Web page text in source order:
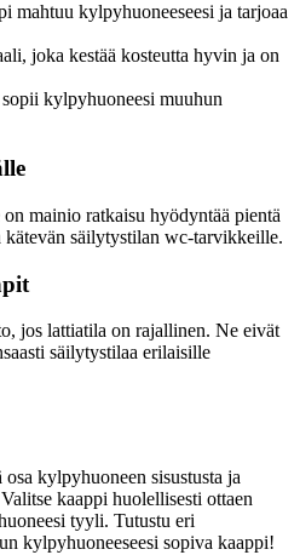
mahtuu kylpyhuoneeseesi ja tarjoaa
joka kestää kosteutta hyvin ja on
kylpyhuoneesi muuhun
mainio ratkaisu hyödyntää pientä
kätevän säilytystilan wc-tarvikkeille.
jos lattiatila on rajallinen. Ne eivät
säilytystilaa erilaisille
kylpyhuoneen sisustusta ja
kaappi huolellisesti ottaen
tyyli. Tutustu eri
kylpyhuoneeseesi sopiva kaappi!